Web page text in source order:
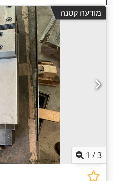
מודעה קטנה
1 /3